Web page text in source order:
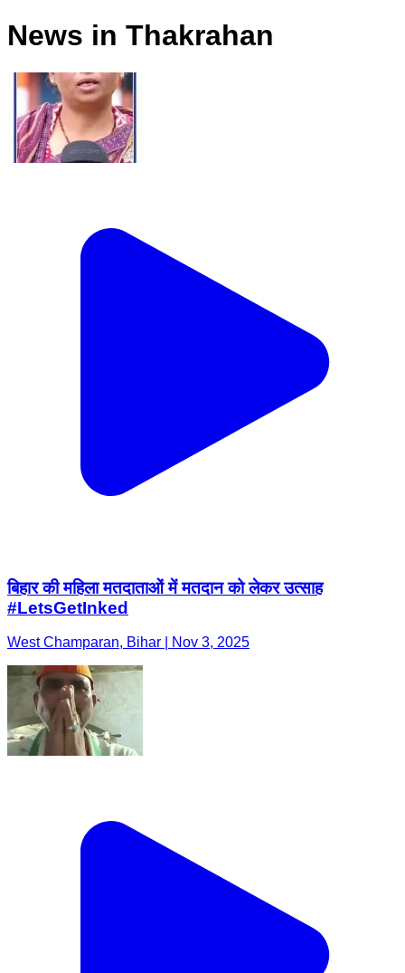
News in Thakrahan
बिहार की महिला मतदाताओं में मतदान को लेकर उत्साह
#LetsGetInked
West Champaran, Bihar | Nov 3, 2025